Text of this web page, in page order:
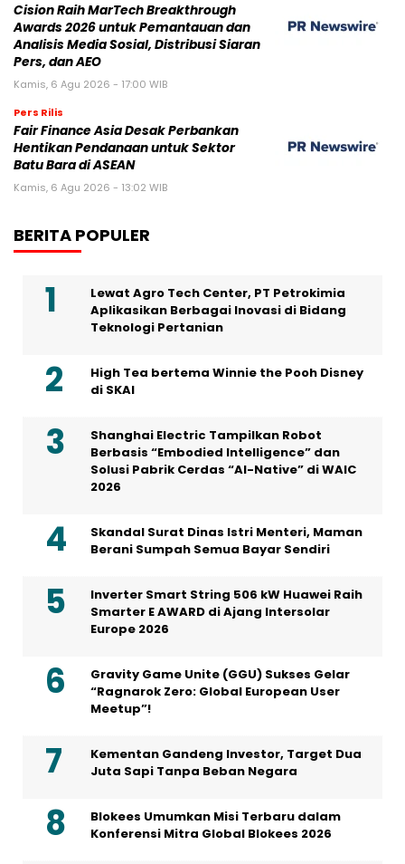
Cision Raih MarTech Breakthrough
Awards 2026 untuk Pemantauan dan
Analisis Media Sosial, Distribusi Siaran
Pers, dan AEO
Kamis, 6 Agu 2026 - 17:00 WIB
Pers Rilis
Fair Finance Asia Desak Perbankan
Hentikan Pendanaan untuk Sektor
Batu Bara di ASEAN
Kamis, 6 Agu 2026 - 13:02 WIB
BERITA POPULER
Lewat Agro Tech Center, PT Petrokimia
Aplikasikan Berbagai Inovasi di Bidang
Teknologi Pertanian
High Tea bertema Winnie the Pooh Disney
di SKAI
Shanghai Electric Tampilkan Robot
Berbasis “Embodied Intelligence” dan
Solusi Pabrik Cerdas “AI-Native” di WAIC
2026
Skandal Surat Dinas Istri Menteri, Maman
Berani Sumpah Semua Bayar Sendiri
Inverter Smart String 506 kW Huawei Raih
Smarter E AWARD di Ajang Intersolar
Europe 2026
Gravity Game Unite (GGU) Sukses Gelar
“Ragnarok Zero: Global European User
Meetup”!
Kementan Gandeng Investor, Target Dua
Juta Sapi Tanpa Beban Negara
Blokees Umumkan Misi Terbaru dalam
Konferensi Mitra Global Blokees 2026